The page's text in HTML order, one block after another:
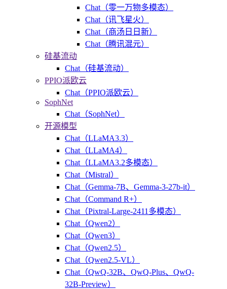
Chat（零一万物多模态）
Chat（讯飞星火）
Chat（商汤日日新）
Chat（腾讯混元）
硅基流动
Chat（硅基流动）
PPIO派欧云
Chat（PPIO派欧云）
SophNet
Chat（SophNet）
开源模型
Chat（LLaMA3.3）
Chat（LLaMA4）
Chat（LLaMA3.2多模态）
Chat（Mistral）
Chat（Gemma-7B、Gemma-3-27b-it）
Chat（Command R+）
Chat（Pixtral-Large-2411多模态）
Chat（Qwen2）
Chat（Qwen3）
Chat（Qwen2.5）
Chat（Qwen2.5-VL）
Chat（QwQ-32B、QwQ-Plus、QwQ-
32B-Preview）